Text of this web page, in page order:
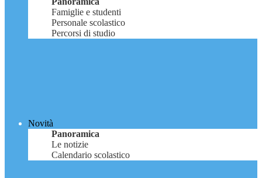
Famiglie e studenti
Personale scolastico
Percorsi di studio
Novità
Panoramica
Le notizie
Calendario scolastico